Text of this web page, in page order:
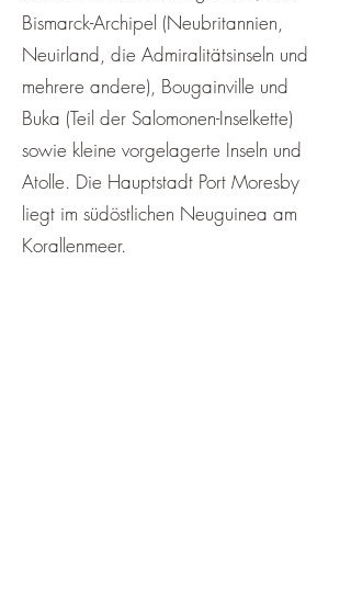
Bismarck-Archipel (Neubritannien,
Neuirland, die Admiralitätsinseln und
mehrere andere), Bougainville und
Buka (Teil der Salomonen-Inselkette)
sowie kleine vorgelagerte Inseln und
Atolle. Die Hauptstadt Port Moresby
liegt im südöstlichen Neuguinea am
Korallenmeer.